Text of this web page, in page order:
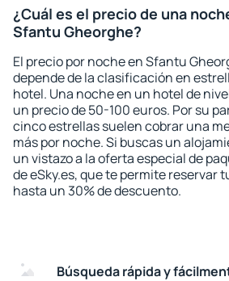
¿Cuál es el precio de una
Sfantu Gheorghe?
El precio por noche en Sfantu
depende de la clasificación en
hotel. Una noche en un hotel de
un precio de 50-100 euros. Por su
cinco estrellas suelen cobrar una
más por noche. Si buscas un
un vistazo a la oferta especial de
de eSky.es, que te permite reservar
hasta un 30% de descuento.
Búsqueda rápida y